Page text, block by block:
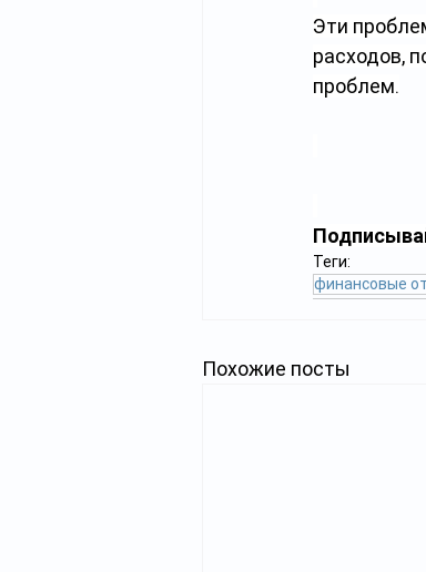
Эти
расходов,
проблем.
Теги:
финансовые
Похожие посты